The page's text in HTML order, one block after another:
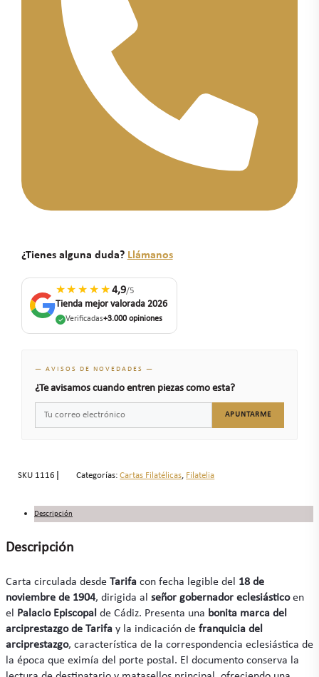
¿Tienes alguna duda? Llámanos
★★★★★4,9/5
Tienda mejor valorada 2026
Verificadas+3.000 opiniones
— AVISOS DE NOVEDADES —
¿Te avisamos cuando entren piezas como esta?
APUNTARME
SKU 1116 Categorías: Cartas Filatélicas, Filatelia
Descripción
Descripción
Carta circulada desde Tarifa con fecha legible del 18 de
noviembre de 1904, dirigida al señor gobernador eclesiásticoen
el
Palacio Episcopal de Cádiz. Presenta una bonita marca del
arciprestazgo de Tarifa y la indicación de franquicia del
arciprestazgo, característica de la correspondencia eclesiástica de
la época que eximía del porte postal. El documento conserva la